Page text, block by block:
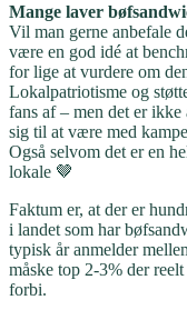
Mange laver
Vil man gerne anbefale
være en god idé at
for lige at vurdere om
Lokalpatriotisme og
fans af – men det er
sig til at være med
Også selvom det er en
lokale 🤎
Faktum er, at der er
i landet som har
typisk år anmelder
måske top 2-3% der
forbi.